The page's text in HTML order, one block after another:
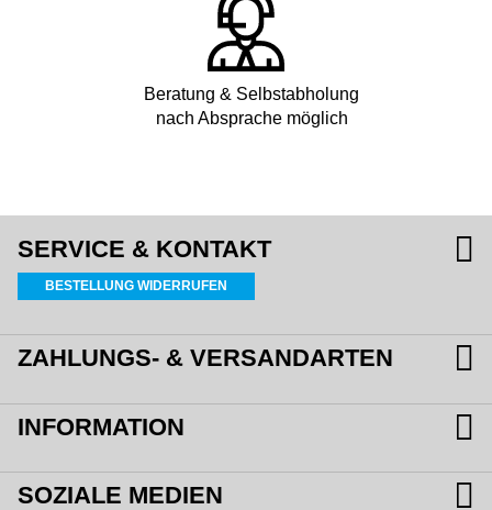
Beratung & Selbstabholung
nach Absprache möglich
SERVICE & KONTAKT
BESTELLUNG WIDERRUFEN
ZAHLUNGS- & VERSANDARTEN
INFORMATION
SOZIALE MEDIEN